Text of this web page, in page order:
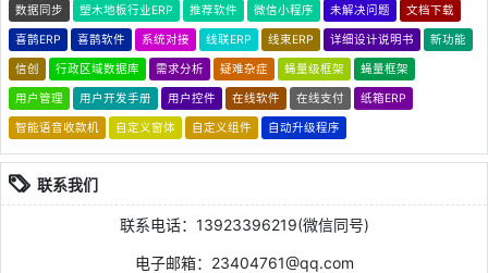
数据同步 塑木地板行业ERP 推荐软件 微信小程序 未解决问题 文档下载
喜鹊ERP 喜鹊软件 系统对接 线联ERP 线束ERP 详细设计说明书 新功能
信创 行政区域数据库 需求分析 疑难杂症 蝇量级框架 蝇量框架
用户管理 用户开发手册 用户控件 在线软件 在线支付 纸箱ERP
智能语音收款机 自定义窗体 自定义组件 自动升级程序
联系我们
联系电话：13923396219(微信同号)
电子邮箱：23404761@qq.com